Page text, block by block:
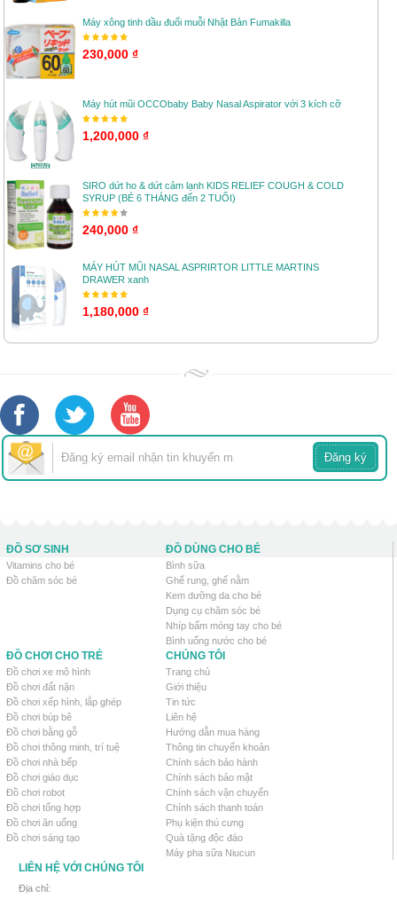
Máy xông tinh dầu đuổi muỗi Nhật Bản Fumakilla
230,000 ₫
Máy hút mũi OCCObaby Baby Nasal Aspirator với 3 kích cỡ
1,200,000 ₫
SIRO dứt ho & dứt cảm lạnh KIDS RELIEF COUGH & COLD
SYRUP (BÉ 6 THÁNG đến 2 TUỔI)
240,000 ₫
MÁY HÚT MŨI NASAL ASPRIRTOR LITTLE MARTINS
DRAWER xanh
1,180,000 ₫
ĐỒ SƠ SINH
Vitamins cho bé
Đồ chăm sóc bé
ĐỒ DÙNG CHO BÉ
Bình sữa
Ghế rung, ghế nằm
Kem dưỡng da cho bé
Dụng cụ chăm sóc bé
Nhíp bấm móng tay cho bé
Bình uống nước cho bé
ĐỒ CHƠI CHO TRẺ
Đồ chơi xe mô hình
Đồ chơi đất nặn
Đồ chơi xếp hình, lắp ghép
Đồ chơi búp bê
Đồ chơi bằng gỗ
Đồ chơi thông minh, trí tuệ
Đồ chơi nhà bếp
Đồ chơi giáo dục
Đồ chơi robot
Đồ chơi tổng hợp
Đồ chơi ăn uống
Đồ chơi sáng tạo
CHÚNG TÔI
Trang chủ
Giới thiệu
Tin tức
Liên hệ
Hướng dẫn mua hàng
Thông tin chuyển khoản
Chính sách bảo hành
Chính sách bảo mật
Chính sách vận chuyển
Chính sách thanh toán
Phụ kiện thú cưng
Quà tặng độc đáo
Máy pha sữa Niucun
LIÊN HỆ VỚI CHÚNG TÔI
Địa chỉ: